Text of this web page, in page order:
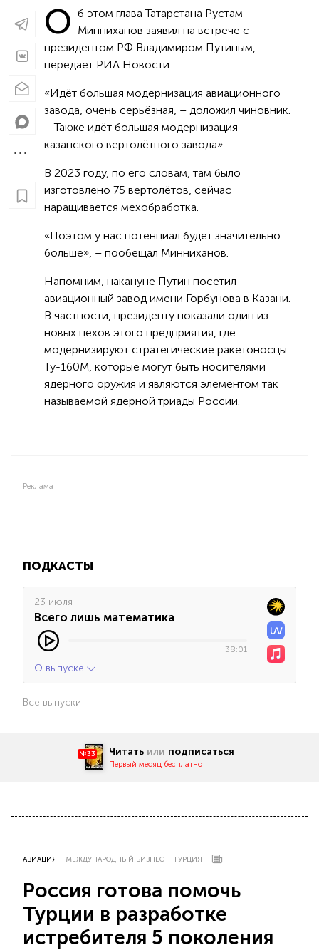
О б этом глава Татарстана Рустам
Минниханов заявил на встрече с
президентом РФ Владимиром Путиным,
передаёт РИА Новости.
«Идёт большая модернизация авиационного
завода, очень серьёзная, – доложил чиновник.
– Также идёт большая модернизация
казанского вертолётного завода».
В 2023 году, по его словам, там было
изготовлено 75 вертолётов, сейчас
наращивается мехобработка.
«Поэтом у нас потенциал будет значительно
больше», – пообещал Минниханов.
Напомним, накануне Путин посетил
авиационный завод имени Горбунова в Казани.
В частности, президенту показали один из
новых цехов этого предприятия, где
модернизируют стратегические ракетоносцы
Ту-160М, которые могут быть носителями
ядерного оружия и являются элементом так
называемой ядерной триады России.
Реклама
ПОДКАСТЫ
23 июля
Всего лишь математика
38:01
О выпуске
Все выпуски
№33 Читать или подписаться
Первый месяц бесплатно
АВИАЦИЯ МЕЖДУНАРОДНЫЙ БИЗНЕС ТУРЦИЯ
Россия готова помочь
Турции в разработке
истребителя 5 поколения